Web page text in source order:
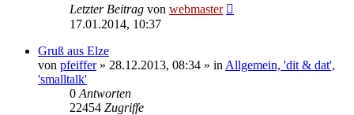
Letzter Beitrag von webmaster
17.01.2014, 10:37
Gruß aus Elze
von pfeiffer» 28.12.2013, 08:34 » in Allgemein, 'dit & dat',
'smalltalk'
0 Antworten
22454 Zugriffe